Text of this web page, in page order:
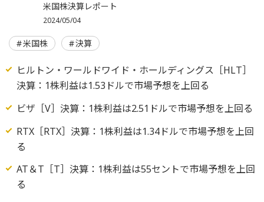
米国株決算レポート
2024/05/04
米国株 決算
ヒルトン・ワールドワイド・ホールディングス［HLT］
決算：1株利益は1.53ドルで市場予想を上回る
ビザ［V］決算：1株利益は2.51ドルで市場予想を上回る
RTX［RTX］決算：1株利益は1.34ドルで市場予想を上回
る
AT＆T［T］決算：1株利益は55セントで市場予想を上回
る